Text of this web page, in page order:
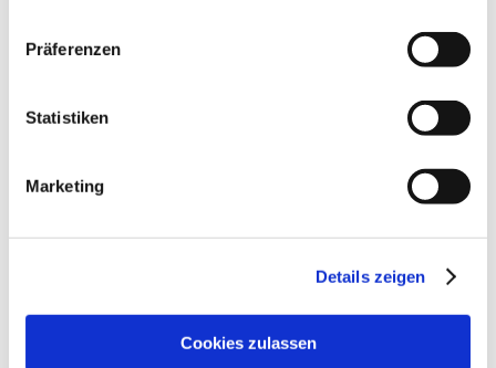
Präferenzen
Statistiken
Marketing
Details zeigen
Cookies zulassen
Erfahrungen vorheriger Bewohner, zeitgeschichtlicher
Gräueltaten, RaumZeitVerschiebungen und viele weitere
energetische Ungereimtheiten geheilt. Der räumliche
Schmerzkörper der Elementare und KraftZentren findet
negativen Schwingungen werden neutralisiert und
energetisch in Liebe und Kraft verwandelt. Das förderliche
Geopathologische Analyse und Transformation der
Elektrosmog, Wasseradern und Erdstrahlen.
Unser Ziel ist es dabei, dass sich jeder in allen LebensRäumen
wieder wohlfühlen kann. Wir helfen Dir dabei.